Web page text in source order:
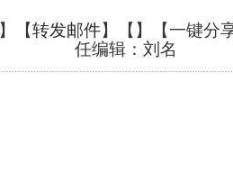
【转发邮件】【 】
【一键分
任编辑：刘名